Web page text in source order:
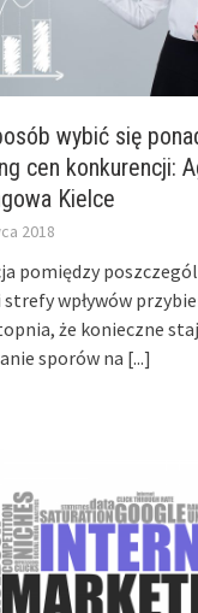
wybić się
cen konkurencji:
Kielce
2018
pomiędzy
wpływów
że konieczne
sporów na [...]